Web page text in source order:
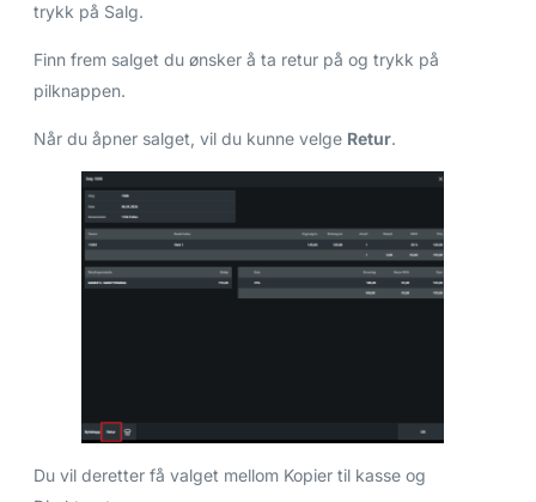
trykk på Salg.
Finn frem salget du ønsker å ta retur på og trykk på
pilknappen.
Når du åpner salget, vil du kunne velge Retur.
Du vil deretter få valget mellom Kopier til kasse og